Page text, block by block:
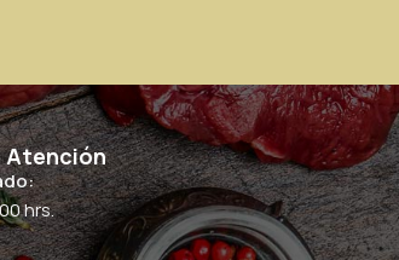
Atención
hrs.